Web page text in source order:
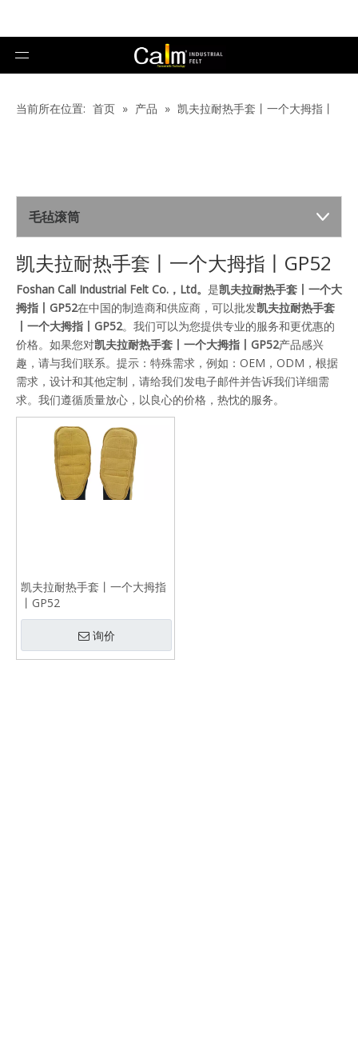
当前所在位置: 首页 » 产品 » 凯夫拉耐热手套丨一个大拇指丨
毛毡滚筒
凯夫拉耐热手套丨一个大拇指丨GP52
Foshan Call Industrial Felt Co.，Ltd。 是凯夫拉耐热手套丨一个大
拇指丨GP52在中国的制造商和供应商，可以批发凯夫拉耐热手套
丨一个大拇指丨GP52。我们可以为您提供专业的服务和更优惠的
价格。如果您对凯夫拉耐热手套丨一个大拇指丨GP52产品感兴
趣，请与我们联系。提示：特殊需求，例如：OEM，ODM，根据
需求，设计和其他定制，请给我们发电子邮件并告诉我们详细需
求。我们遵循质量放心，以良心的价格，热忱的服务。
凯夫拉耐热手套丨一个大拇指
丨GP52
询价